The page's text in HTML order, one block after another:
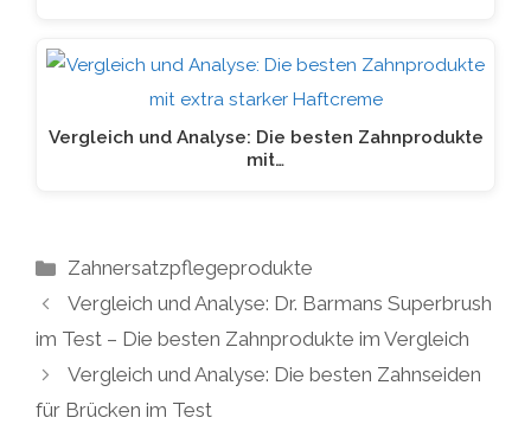
Vergleich und Analyse: Die besten Zahnprodukte
mit…
Kategorien
Zahnersatzpflegeprodukte
Vergleich und Analyse: Dr. Barmans Superbrush
im Test – Die besten Zahnprodukte im Vergleich
Vergleich und Analyse: Die besten Zahnseiden
für Brücken im Test